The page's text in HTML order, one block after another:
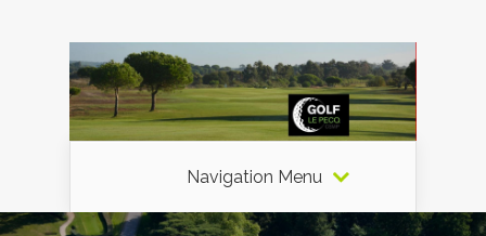
Navigation Menu